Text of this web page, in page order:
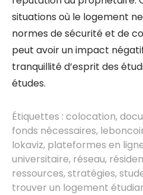
situations où le logement
normes de sécurité et de
peut avoir un impact
tranquillité d’esprit des
études.
Étiquettes : colocation,
fonds nécessaires,
lokaviz, plateformes en
universitaire, réseau,
ressources,stratégies,
trouver un logement